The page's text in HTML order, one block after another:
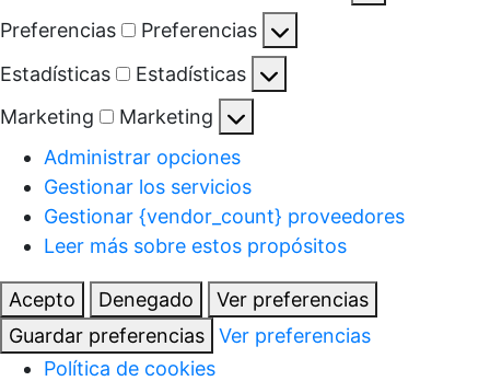
Preferencias
Preferencias
Estadísticas
Estadísticas
Marketing
Marketing
Administrar opciones
Gestionar los servicios
Gestionar {vendor_count} proveedores
Leer más sobre estos propósitos
Acepto Denegado
Ver preferencias
Guardar preferencias
Ver preferencias
Política de cookies